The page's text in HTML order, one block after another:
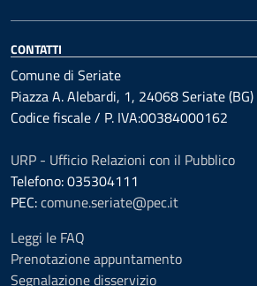
CONTATTI
Comune di Seriate
Piazza A. Alebardi, 1, 24068 Seriate (BG)
Codice fiscale / P. IVA:00384000162
URP - Ufficio Relazioni con il Pubblico
Telefono: 035304111
PEC:comune.seriate@pec.it
Leggi le FAQ
Prenotazione appuntamento
Segnalazione disservizio